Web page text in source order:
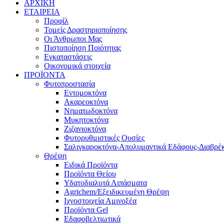
ΑΡΧΙΚΗ
ΕΤΑΙΡΕΙΑ
Προφίλ
Τομείς Δραστηριοποίησης
Οι Άνθρωποι Μας
Πιστοποίηση Ποιότητας
Εγκαταστάσεις
Οικονομικά στοιχεία
ΠΡΟΪΟΝΤΑ
Φυτοπροστασία
Εντομοκτόνα
Ακαρεοκτόνα
Νηματωδοκτόνα
Μυκητοκτόνα
Ζιζανιοκτόνα
Φυτορυθμιστικές Ουσίες
Σαλιγκαροκτόνα-Απολυμαντικά Εδάφους-
Θρέψη
Ειδικά Προϊόντα
Προϊόντα Θείου
Υδατοδιαλυτά Λιπάσματα
Agrichem/Εξειδικευμένη Θρέψη
Ιχνοστοιχεία Αμινοξέα
Προϊόντα Gel
Εδαφοβελτιωτικά